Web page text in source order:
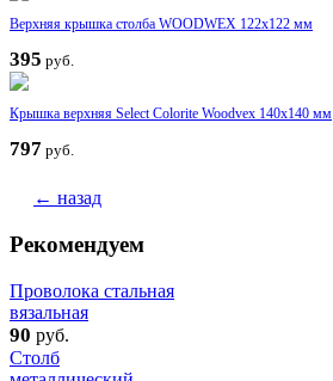
Верхняя крышка столба WOODWEX 122х122 мм
395 руб.
Крышка верхняя Select Colorite Woodvex 140х140 мм
797 руб.
← назад
Рекомендуем
Проволока стальная
вязальная
90 руб.
Столб